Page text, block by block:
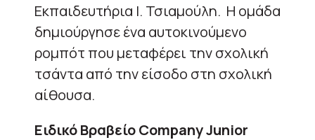
Εκπαιδευτήρια Ι. Τσιαμούλη. Η ομάδα
δημιούργησε ένα αυτοκινούμενο
ρομπότ που μεταφέρει την σχολική
τσάντα από την είσοδο στη σχολική
αίθουσα.
Ειδικό ΒραβείοCompanyJunior